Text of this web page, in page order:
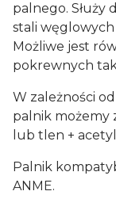
palnego.
stali węglowych
Możliwe jest
pokrewnych
W zależności
palnik możemy
lub tlen +
Palnik
ANME.